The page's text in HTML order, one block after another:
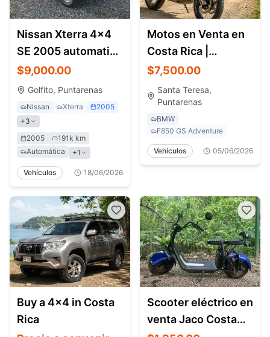
Nissan Xterra 4x4
SE 2005 automatic -
leather interior
$9,000.00
Golfito, Puntarenas
Nissan Xterra
2005
+3
2005
191k km
Automática
+1
Vehículos 18/06/2026
Motos en Venta en
Costa Rica |
Motocicletas,
Adventure Bikes y
Touring
$7,500.00
Santa Teresa,
Puntarenas
BMW
F850 GS Adventure
Vehículos 05/06/2026
Buy a 4x4 in Costa
Rica
Scooter eléctrico en
venta Jaco Costa